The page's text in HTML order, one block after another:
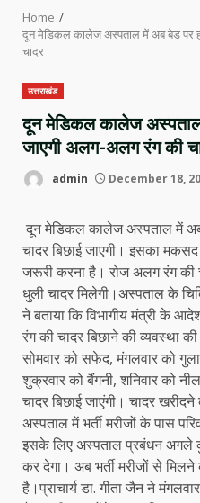
Home
दून मेडिकल कालेज अस्पताल में अब बेड पर
चादर
उत्तराखंड
दून मेडिकल कालेज अस्पताल
जाएगी अलग-अलग रंग की
admin December 18,
दून मेडिकल कालेज अस्पताल में
चादर बिछाई जाएगी। इसका
जरूरी करना है। रोज अलग रंग की
धुली चादर मिलेगी।अस्पताल के
ने बताया कि विभागीय मंत्री के
रंग की चादर बिछाने की व्यवस्था
सोमवार को सफेद, मंगलवार को
शुक्रवार को बैंगनी, शनिवार को
चादर बिछाई जाएंगी। चादर
अस्पताल में भर्ती मरीजों के पास
इसके लिए अस्पताल प्रबंधन अगले
कर देगा। अब भर्ती मरीजों से मिलने
है।प्राचार्य डा. गीता जैन ने